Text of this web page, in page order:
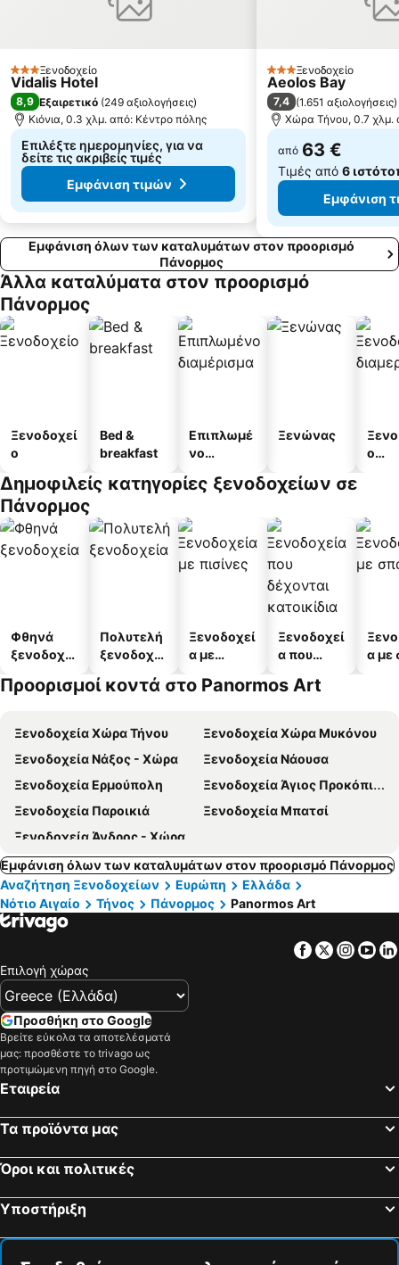
Άγιος Στέφανος
Παραδοσιακός Οικισμός Τριαντάρος
Αζόλιμνος
Οδός Ματογιάννη
Άγιος Ιωάννης
Άγιος Κυπριανός
Πιτροφός
Σάντα Μαργαρίτα
3 ΑστέριαΞενοδοχείο
Vidalis Hotel
8,9 Εξαιρετικό (249 αξιολογήσεις)
Κιόνια, 0.3 χλμ. από: Κέντρο πόλης
Επιλέξτε ημερομηνίες, για να
δείτε τις ακριβείς τιμές
Εμφάνιση τιμών
3 ΑστέριαΞενοδοχείο
Aeolos Bay
7,4 (1.651 αξιολογήσεις)
Χώρα Τήνου, 0.7 χλμ.
από 63 €
Τιμές από 6
Εμφάνιση
Εμφάνιση όλων των καταλυμάτων στον προορισμό
Πάνορμος
Άλλα καταλύματα στον προορισμό
Πάνορμος
Ξενοδοχεί
ο
Bed &
breakfast
Επιπλωμέ
νο
α
Ξενώνας
ο
Δημοφιλείς κατηγορίες ξενοδοχείων σε
Πάνορμος
Φθηνά
ξενοδοχεί
Πολυτελή
ξενοδοχεί
Ξενοδοχεί
α με
Ξενοδοχεί
α που
κατοικίδι
α με
Προορισμοί κοντά στο Panormos Art
Ξενοδοχεία Χώρα Τήνου
Ξενοδοχεία Χώρα Μυκόνου
Ξενοδοχεία Νάξος - Χώρα
Ξενοδοχεία Νάουσα
Ξενοδοχεία Ερμούπολη
Ξενοδοχεία Άγιος Προκόπιος
Ξενοδοχεία Παροικιά
Ξενοδοχεία Μπατσί
Ξενοδοχεία Άνδρος - Χώρα
Εμφάνιση όλων των καταλυμάτων στον προορισμό Πάνορμος
Αναζήτηση Ξενοδοχείων
Ευρώπη
Ελλάδα
Νότιο Αιγαίο
Τήνος Πάνορμος Panormos Art
Facebook
Twitter
Επιλογή χώρας
Προσθήκη στο Google
Βρείτε εύκολα τα αποτελέσματά
μας: προσθέστε το trivago ως
προτιμώμενη πηγή στο Google.
Εταιρεία
Τα προϊόντα μας
Όροι και πολιτικές
Υποστήριξη